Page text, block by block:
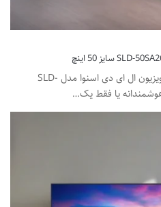
بررسی تلویزیون ال ای دی اسنوا مدل SLD-